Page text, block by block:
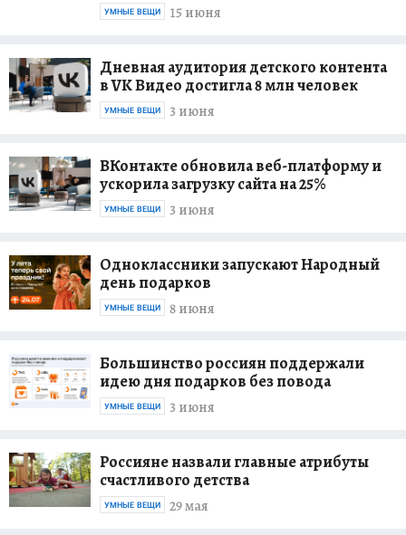
15 июня
УМНЫЕ ВЕЩИ
Дневная аудитория детского контента
в VK Видео достигла 8 млн человек
3 июня
УМНЫЕ ВЕЩИ
ВКонтакте обновила веб-платформу и
ускорила загрузку сайта на 25%
3 июня
УМНЫЕ ВЕЩИ
Одноклассники запускают Народный
день подарков
8 июня
УМНЫЕ ВЕЩИ
Большинство россиян поддержали
идею дня подарков без повода
3 июня
УМНЫЕ ВЕЩИ
Россияне назвали главные атрибуты
счастливого детства
29 мая
УМНЫЕ ВЕЩИ